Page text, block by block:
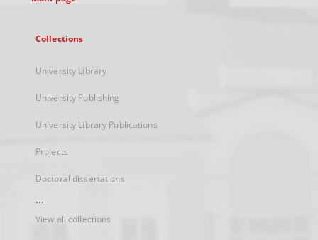
Collections
University Library
University Publishing
University Library Publications
Projects
Doctoral dissertations
...
View all collections